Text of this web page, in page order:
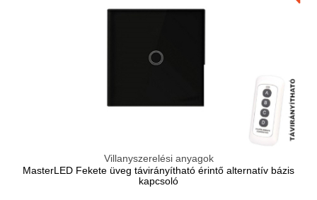
Villanyszerelési anyagok
MasterLED Fekete üveg távirányítható érintő alternatív bázis
kapcsoló